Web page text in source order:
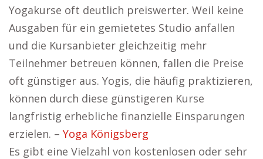
Yogakurse oft deutlich preiswerter. Weil keine
Ausgaben für ein gemietetes Studio anfallen
und die Kursanbieter gleichzeitig mehr
Teilnehmer betreuen können, fallen die Preise
oft günstiger aus. Yogis, die häufig praktizieren,
können durch diese günstigeren Kurse
langfristig erhebliche finanzielle Einsparungen
erzielen. – Yoga Königsberg
Es gibt eine Vielzahl von kostenlosen oder sehr